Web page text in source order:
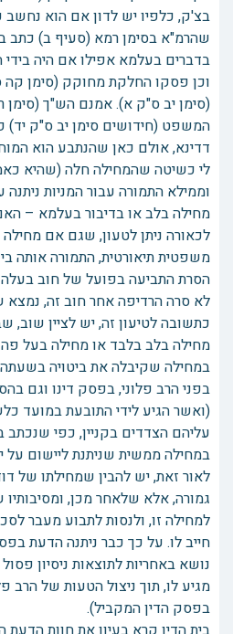
בצ'ק, כלפיו יש לדון אם הוא נחשב
שהרמ"א בסימן רמא (סעיף ב)
בדברים בעלמא אפילו אם היה
וכן פסקו החלקת מחוקק (סימן קה
(סימן יב ס"ק א). אמנם הש"ך (סימן
המשפט (חידושים סימן יב ס"ק
דדינא, אולם כאן שהנתבע הוא
לי כשיטה שהמחילה חלה (שהיא
וממילא התמורה עבור המניות ניתנה
מחילה בלב או בדיבור בעלמא –
לכאורה ניתן לטעון, שגם אם
משפטית תיאורטית, התמורה אותה
הסרת התביעה בפועל של חוב בעלה
לא סרה הרדיפה אחר חוב זה,
כתשובה לטיעון זה, יש לציין שוב,
מחילה בלב בלבד או מחילה בעל
במחילה שקיבלה את ביטויה בשעתה
בפני הרב פלוני, בפסק דינו וגם
(ואשר הגיע לידי התובעת במועד
עליהם הצדדים בקניין, כפי
במחילה ממשית שניתנת ליישום על
לאור זאת, יש להבין שמחילתו של
גמורה, אלא שלאחר מכן,
למחילה זו, ולנסות לתבוע מעבר
חייב לו. על כך כבר ניתנה הדעת
נושא באחריות לתוצאות ניסיון
מגיע לו, תוך ניצול הטעות של הרב
בפסק הדין המקביל).